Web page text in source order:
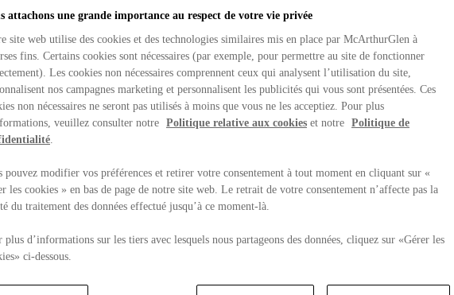
attachons une grande importance au respect de votre vie privée
site web utilise des cookies et des technologies similaires mis en place par McArthurGlen à
fins. Certains cookies sont nécessaires (par exemple, pour permettre au site de fonctionner
Les cookies non nécessaires comprennent ceux qui analysent l’utilisation du site,
nos campagnes marketing et personnalisent les publicités qui vous sont présentées. Ces
non nécessaires ne seront pas utilisés à moins que vous ne les acceptiez. Pour plus
veuillez consulter notre Politique relative aux cookies et notre Politique de
.
pouvez modifier vos préférences et retirer votre consentement à tout moment en cliquant sur «
les cookies » en bas de page de notre site web. Le retrait de votre consentement n’affecte pas la
du traitement des données effectué jusqu’à ce moment-là.
plus d’informations sur les tiers avec lesquels nous partageons des données, cliquez sur «Gérer les
ci-dessous.